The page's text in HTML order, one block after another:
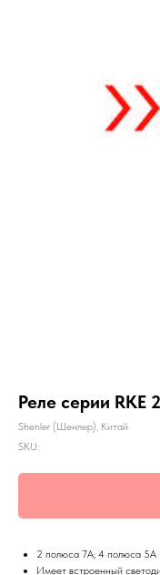
Реле серии RKE
Shenler (Шенлер), Китай
SKU:
2 полюса 7A; 4 полюса 5А
Имеет встроенный